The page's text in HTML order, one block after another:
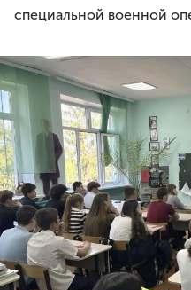
специальной военной